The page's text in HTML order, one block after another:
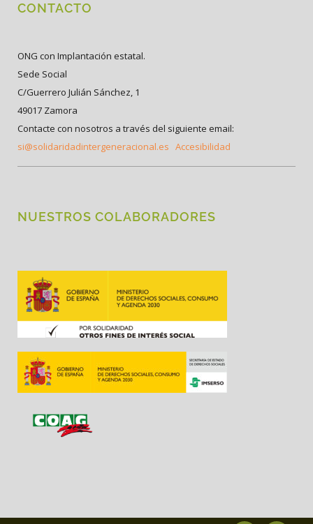
CONTACTO
ONG con Implantación estatal.
Sede Social
C/Guerrero Julián Sánchez, 1
49017 Zamora
Contacte con nosotros a través del siguiente email:
si@solidaridadintergeneracional.es Accesibilidad
NUESTROS COLABORADORES